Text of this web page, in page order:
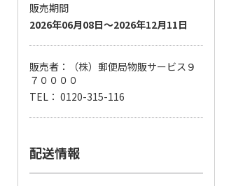
販売期間
2026年06月08日～2026年12月11日
販売者：（株）郵便局物販サービス９
７００００
TEL： 0120-315-116
配送情報